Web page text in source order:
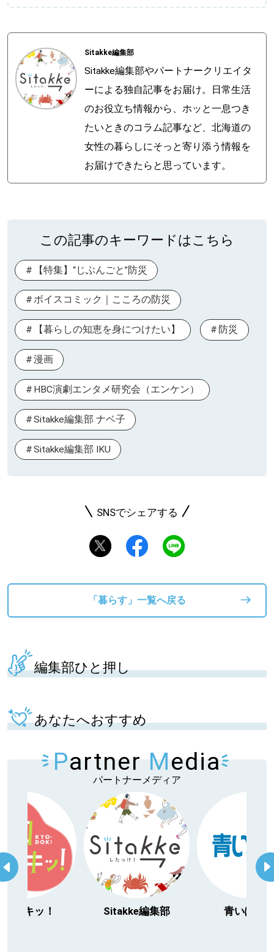
Sitakke編集部
Sitakke編集部やパートナークリエイタ
ーによる独自記事をお届け。日常生活
のお役立ち情報から、ホッと一息つき
たいときのコラム記事など、北海道の
女性の暮らしにそっと寄り添う情報を
お届けできたらと思っています。
この記事のキーワードはこちら
【特集】“じぶんごと”防災
ボイスコミック｜こころの防災
【暮らしの知恵を身につけたい】 防災
漫画
HBC演劇エンタメ研究会（エンケン）
Sitakke編集部 ナベ子
Sitakke編集部 IKU
SNSでシェアする
「暮らす」一覧へ戻る
編集部ひと押し
あなたへおすすめ
Partner Media
パートナーメディア
日ドキッ！ Sitakke編集部 青いぽす